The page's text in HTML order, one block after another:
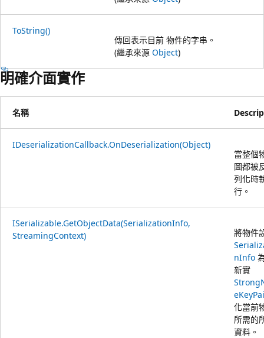
ToString()
傳回表示目前 物件的字串。
(繼承來源 Object)
明確介面實作
名稱
IDeserializationCallback.OnDeserialization(Object)
當整個
圖都被
列化時
行。
ISerializable.GetObjectData(SerializationInfo,
StreamingContext)
將物件
nInfo
新實
化當前
所需的
資料。